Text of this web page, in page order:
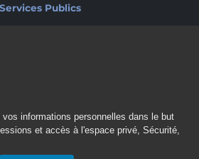
informations personnelles dans le but
et accès à l'espace privé, Sécurité,
Services Publics
Ciné-Théâtre